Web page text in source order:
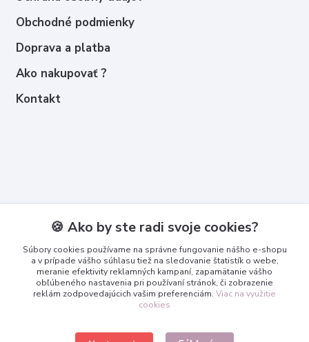
Obchodné podmienky
Doprava a platba
Ako nakupovať ?
Kontakt
+421 950 365 567
info@3dcko.sk
🍪 Ako by ste radi svoje cookies?
Súbory cookies používame na správne fungovanie nášho e-shopu
a v prípade vášho súhlasu tiež na sledovanie štatistík o webe,
meranie efektivity reklamných kampaní, zapamätanie vášho
obľúbeného nastavenia pri používaní stránok, či zobrazenie
reklám zodpovedajúcich vašim preferenciám. Viac na využitie
cookies